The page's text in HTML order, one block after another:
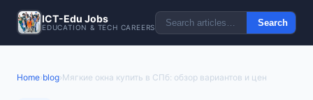
ICT-Edu Jobs
EDUCATION & TECH CAREERS Search
Home›blog›Мягкие окна купить в СПб: обзор вариантов и цен